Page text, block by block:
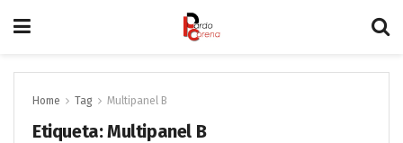
Home Tag Multipanel B
Etiqueta:Multipanel B